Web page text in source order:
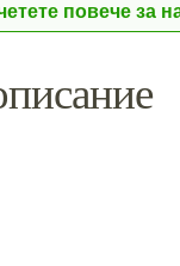
повече за